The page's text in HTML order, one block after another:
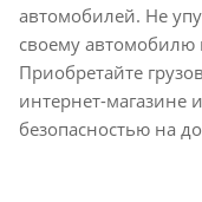
автомобилей. Не
своему автомобилю
Приобретайте
интернет-магазине
безопасностью на